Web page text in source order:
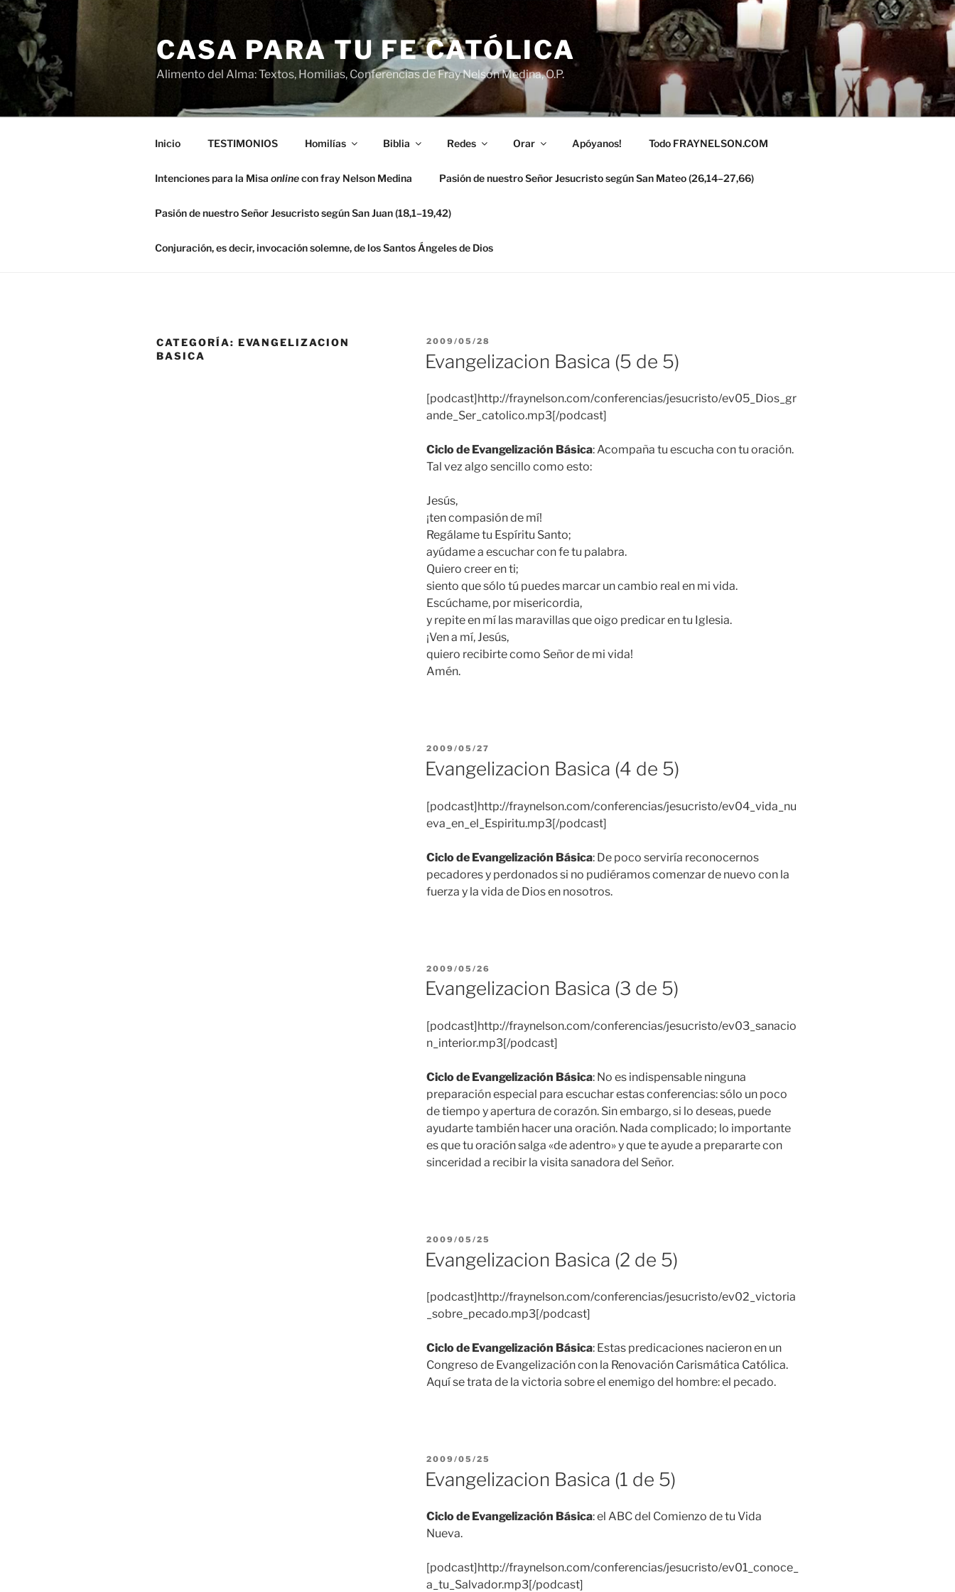
Saltar
contenido
CASA PARA TU FE CATÓLICA
Alimento del Alma: Textos, Homilias, Conferencias de Fray Nelson Medina, O.P.
Inicio TESTIMONIOS Homilías Biblia Redes Orar Apóyanos! Todo FRAYNELSON.COM
Intenciones para la Misa onlinecon fray Nelson Medina Pasión de nuestro Señor Jesucristo según San Mateo (26,14–27,66)
Pasión de nuestro Señor Jesucristo según San Juan (18,1–19,42)
Conjuración, es decir, invocación solemne, de los Santos Ángeles de Dios
CATEGORÍA: EVANGELIZACION
BASICA
PUBLICADO
EL
2009/05/28
Evangelizacion Basica (5 de 5)
[podcast]http://fraynelson.com/conferencias/jesucristo/ev05_Dios_gr
ande_Ser_catolico.mp3[/podcast]
Ciclo de Evangelización Básica: Acompaña tu escucha con tu oración.
Tal vez algo sencillo como esto:
Jesús,
¡ten compasión de mí!
Regálame tu Espíritu Santo;
ayúdame a escuchar con fe tu palabra.
Quiero creer en ti;
siento que sólo tú puedes marcar un cambio real en mi vida.
Escúchame, por misericordia,
y repite en mí las maravillas que oigo predicar en tu Iglesia.
¡Ven a mí, Jesús,
quiero recibirte como Señor de mi vida!
Amén.
PUBLICADO
EL
2009/05/27
Evangelizacion Basica (4 de 5)
[podcast]http://fraynelson.com/conferencias/jesucristo/ev04_vida_nu
eva_en_el_Espiritu.mp3[/podcast]
Ciclo de Evangelización Básica: De poco serviría reconocernos
pecadores y perdonados si no pudiéramos comenzar de nuevo con la
fuerza y la vida de Dios en nosotros.
PUBLICADO
EL
2009/05/26
Evangelizacion Basica (3 de 5)
[podcast]http://fraynelson.com/conferencias/jesucristo/ev03_sanacio
n_interior.mp3[/podcast]
Ciclo de Evangelización Básica: No es indispensable ninguna
preparación especial para escuchar estas conferencias: sólo un poco
de tiempo y apertura de corazón. Sin embargo, si lo deseas, puede
ayudarte también hacer una oración. Nada complicado; lo importante
es que tu oración salga «de adentro» y que te ayude a prepararte con
sinceridad a recibir la visita sanadora del Señor.
PUBLICADO
2009/05/25
Evangelizacion Basica (2 de 5)
[podcast]http://fraynelson.com/conferencias/jesucristo/ev02_victoria
_sobre_pecado.mp3[/podcast]
Ciclo de Evangelización Básica: Estas predicaciones nacieron en un
Congreso de Evangelización con la Renovación Carismática Católica.
Aquí se trata de la victoria sobre el enemigo del hombre: el pecado.
PUBLICADO
EL
2009/05/25
Evangelizacion Basica (1 de 5)
Ciclo de Evangelización Básica: el ABC del Comienzo de tu Vida
Nueva.
[podcast]http://fraynelson.com/conferencias/jesucristo/ev01_conoce_
a_tu_Salvador.mp3[/podcast]